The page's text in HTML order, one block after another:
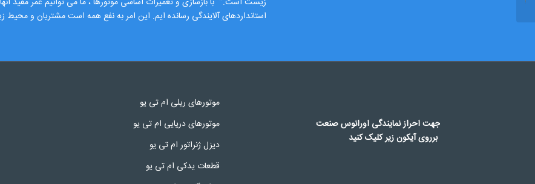
استانداردهای آلایندگی رسانده ایم. این امر به نفع همه است مشتریان و
جهت احراز نمایندگی اورانوس صنعت
برروی آیکون زیر کلیک کنید
موتورهای ریلی ام تی یو
موتورهای دریایی ام تی یو
دیزل ژنراتور ام تی یو
قطعات یدکی ام تی یو